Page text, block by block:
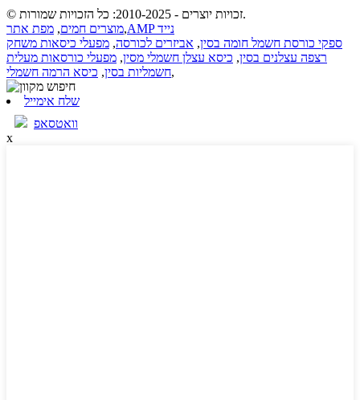
© זכויות יוצרים - 2010-2025: כל הזכויות שמורות.
מוצרים חמים, מפת אתר ,
AMP נייד
ספקי כורסת חשמל חומה בסין, אביזרים לכורסה, מפעלי כיסאות משחק
רצפה עצלנים בסין, כיסא עצלן חשמלי מסין, מפעלי כורסאות מעלית
חשמליות בסין, כיסא הרמה חשמלי ,
שלח אימייל
וואטסאפ
x